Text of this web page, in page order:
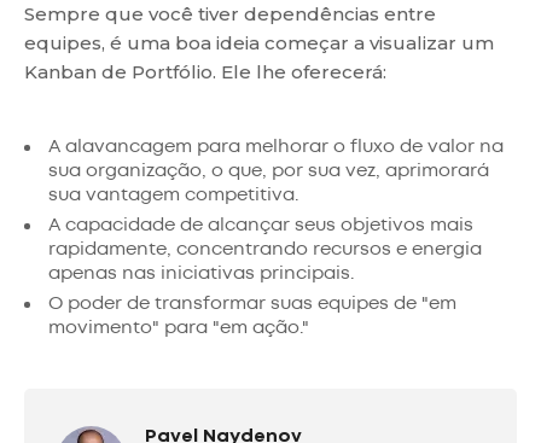
Sempre que você tiver dependências entre
equipes, é uma boa ideia começar a visualizar um
Kanban de Portfólio. Ele lhe oferecerá:
A alavancagem para melhorar o fluxo de valor na
sua organização, o que, por sua vez, aprimorará
sua vantagem competitiva.
A capacidade de alcançar seus objetivos mais
rapidamente, concentrando recursos e energia
apenas nas iniciativas principais.
O poder de transformar suas equipes de "em
movimento" para "em ação."
Pavel Naydenov